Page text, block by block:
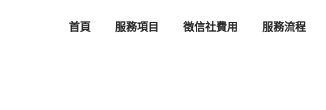
首頁 服務項目 徵信社費用 服務流程